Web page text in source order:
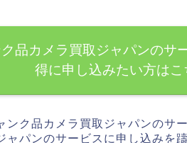
品カメラ買取ジャパンのサ
得に申し込みたい方はこ
ンク品カメラ買取ジャパンのサ
ャパンのサービスに申し込みを